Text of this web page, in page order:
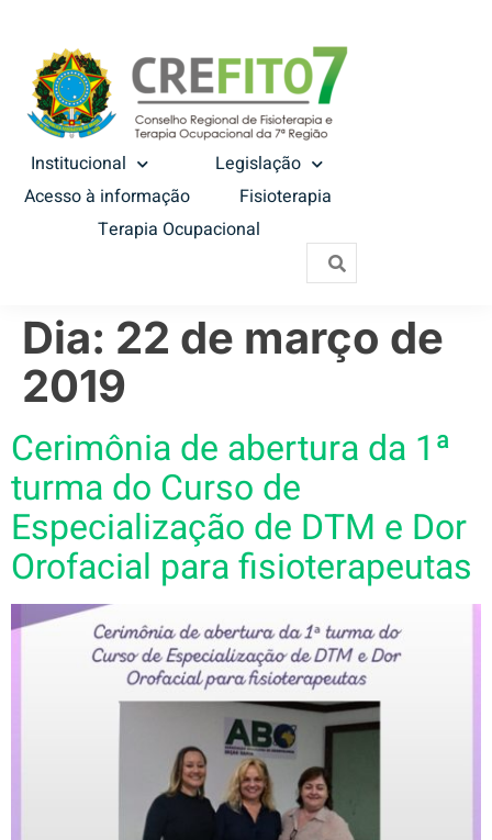
Institucional
Legislação
Acesso à informação
Fisioterapia
Terapia Ocupacional
Dia: 22 de março de
2019
Cerimônia de abertura da 1ª
turma do Curso de
Especialização de DTM e Dor
Orofacial para fisioterapeutas